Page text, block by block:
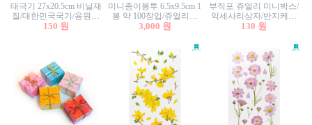
태극기 27x20.5cm 비닐재
질/대한민국국기/응원깃
발/행사깃발
150 원
미니종이봉투 6.5x9.5cm 1
봉 약 100장입/쥬얼리봉
투/증명사진봉투/악세사
3,000 원
부직포 쥬얼리 미니박스/
악세사리상자/반지케이
스/반지상자/귀걸이상자/
130 원